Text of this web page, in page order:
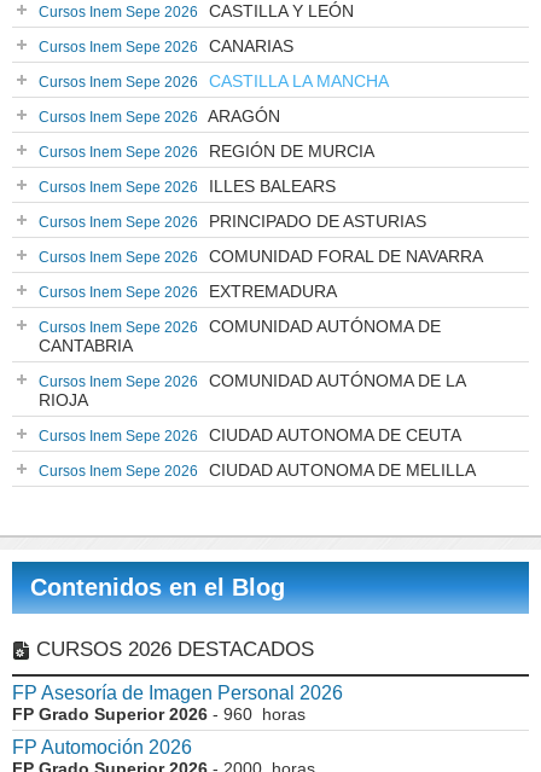
Cursos Inem Sepe 2026 CASTILLA Y LEÓN
Cursos Inem Sepe 2026 CANARIAS
Cursos Inem Sepe 2026 CASTILLA LA MANCHA
Cursos Inem Sepe 2026 ARAGÓN
Cursos Inem Sepe 2026 REGIÓN DE MURCIA
Cursos Inem Sepe 2026 ILLES BALEARS
Cursos Inem Sepe 2026 PRINCIPADO DE ASTURIAS
Cursos Inem Sepe 2026 COMUNIDAD FORAL DE NAVARRA
Cursos Inem Sepe 2026 EXTREMADURA
Cursos Inem Sepe 2026
COMUNIDAD AUTÓNOMA DE
CANTABRIA
Cursos Inem Sepe 2026
COMUNIDAD AUTÓNOMA DE LA
RIOJA
Cursos Inem Sepe 2026 CIUDAD AUTONOMA DE CEUTA
Cursos Inem Sepe 2026 CIUDAD AUTONOMA DE MELILLA
Contenidos en el Blog
CURSOS 2026 DESTACADOS
FP Asesoría de Imagen Personal 2026
FP Grado Superior 2026 - 960 horas
FP Automoción 2026